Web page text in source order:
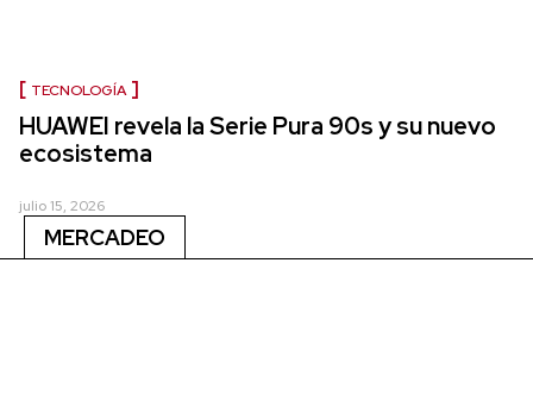
TECNOLOGÍA
HUAWEI revela la Serie Pura 90s y su nuevo
ecosistema
julio 15, 2026
MERCADEO